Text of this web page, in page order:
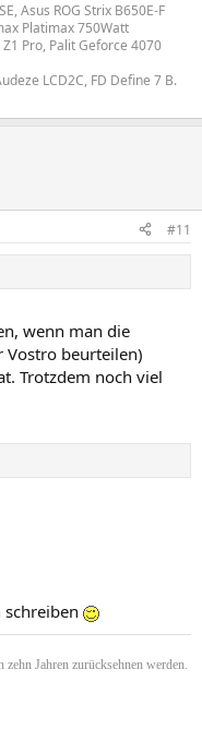
Asus ROG Strix B650E-F
Platimax 750Watt
Z1 Pro, Palit Geforce 4070
LCD2C, FD Define 7 B.
#11
wenn man die
Vostro beurteilen)
Trotzdem noch viel
Jahren zurücksehnen werden.